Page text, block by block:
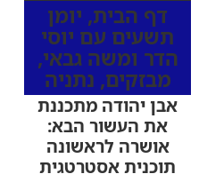
דף הבית, יומן
תשעים עם יוסי
הדר ומשה גבאי,
מבזקים, נתניה
אבן יהודה מתכננת
את העשור הבא:
אושרה לראשונה
תוכנית אסטרטגית